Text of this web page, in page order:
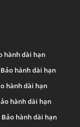
hành dài hạn
hành dài hạn
hành dài hạn
hành dài hạn
hành dài hạn